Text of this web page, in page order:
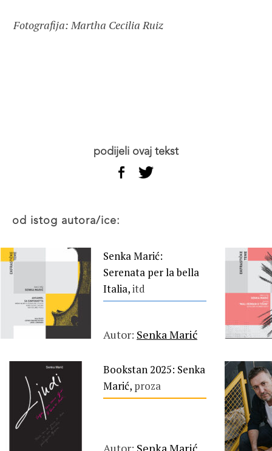
Fotografija: Martha Cecilia Ruiz
podijeli ovaj tekst
od istog autora/ice:
Senka Marić:
Serenata per la bella
Italia,itd
Autor: Senka Marić
Bookstan 2025: Senka
Marić, proza
Autor: Senka Marić